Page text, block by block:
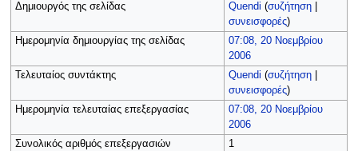
Δημιουργός της σελίδας Quendi (συζήτηση|
συνεισφορές)
Ημερομηνία δημιουργίας της σελίδας
07:08, 20 Νοεμβρίου
2006
Τελευταίος συντάκτης
Quendi (συζήτηση|
συνεισφορές)
Ημερομηνία τελευταίας επεξεργασίας
07:08, 20 Νοεμβρίου
2006
Συνολικός αριθμός επεξεργασιών
1